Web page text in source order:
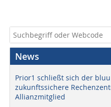
News
Prior1 schließt sich der
zukunftssichere
Allianzmitglied